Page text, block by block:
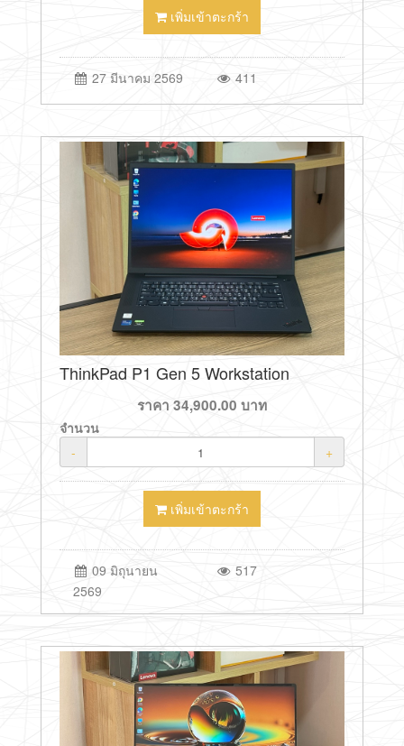
เพิ่มเข้าตะกร้า
27 มีนาคม 2569 411
ThinkPad P1 Gen 5 Workstation
ราคา 34,900.00 บาท
จำนวน
-
+
เพิ่มเข้าตะกร้า
09 มิถุนายน
2569
517